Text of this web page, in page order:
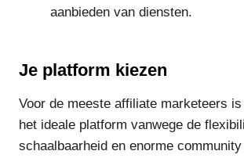
aanbieden van diensten.
Je platform kiezen
Voor de meeste affiliate marketeers
het ideale platform vanwege de
schaalbaarheid en enorme